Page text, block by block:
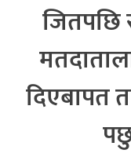
दिएबापत